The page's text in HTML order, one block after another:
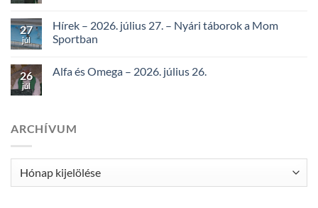
27
júl
Hírek – 2026. július 27. – Nyári táborok a Mom
Sportban
26
júl
Alfa és Omega – 2026. július 26.
ARCHÍVUM
Archívum